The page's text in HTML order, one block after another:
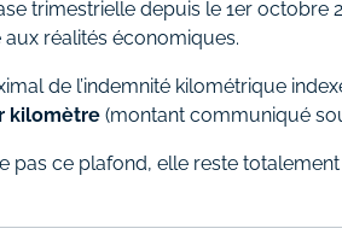
trimestrielle depuis le 1er octobre
réalités économiques.
de l’indemnité kilométrique
kilomètre (montant communiqué
pas ce plafond, elle reste